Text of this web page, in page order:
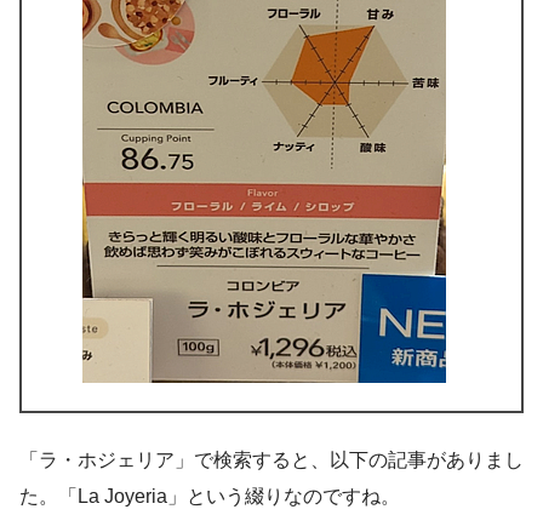
「ラ・ホジェリア」で検索すると、以下の記事がありまし
た。「La Joyeria」という綴りなのですね。